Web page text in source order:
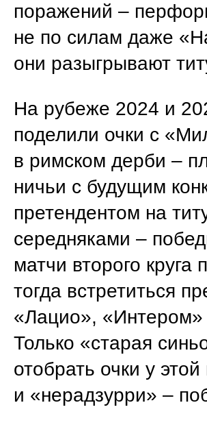
поражений –
не по силам даже
они разыгрывают
На рубеже 2024 и
поделили очки с
в римском дерби –
ничьи с будущим
претендентом на
середняками –
матчи второго
тогда встретиться
«Лацио»,
Только «старая
отобрать очки у
и «нерадзурри» –